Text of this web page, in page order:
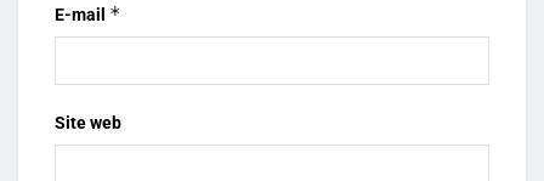
E-mail *
Site web